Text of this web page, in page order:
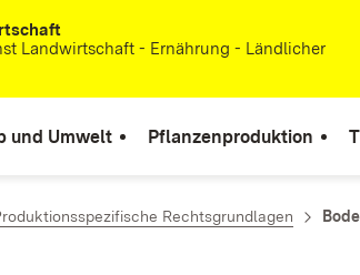
Landwirtschaft - Ernährung - Ländlicher
und Umwelt Pflanzenproduktion
Rechtsgrundlagen